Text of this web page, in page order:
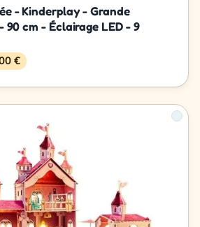
- Kinderplay - Grande
90 cm - Éclairage LED - 9
€